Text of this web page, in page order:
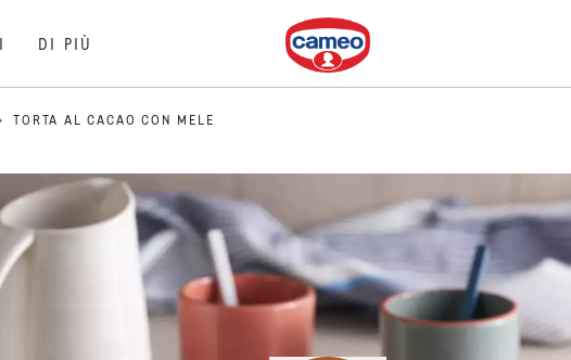
DI PIÙ
Dr. Oetker
TORTA AL CACAO CON MELE